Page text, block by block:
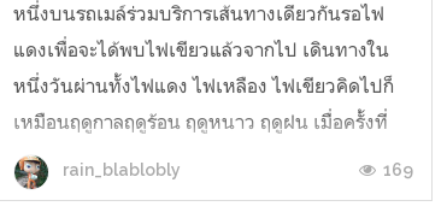
หนึ่งบนรถเมล์ร่วมบริการเส้นทางเดียวกันรอไฟ
แดงเพื่อจะได้พบไฟเขียวแล้วจากไป เดินทางใน
หนึ่งวันผ่านทั้งไฟแดง ไฟเหลือง ไฟเขียวคิดไปก็
เหมือนฤดูกาลฤดูร้อน ฤดูหนาว ฤดูฝน เมื่อครั้งที่
ต้องรอคอยในบางสิ่งความทรมานติดค้างใจ ให้นับ
วันเวลาเมื่อถึงวันสิ้นสุดการรอค...
rain_blablobly 169